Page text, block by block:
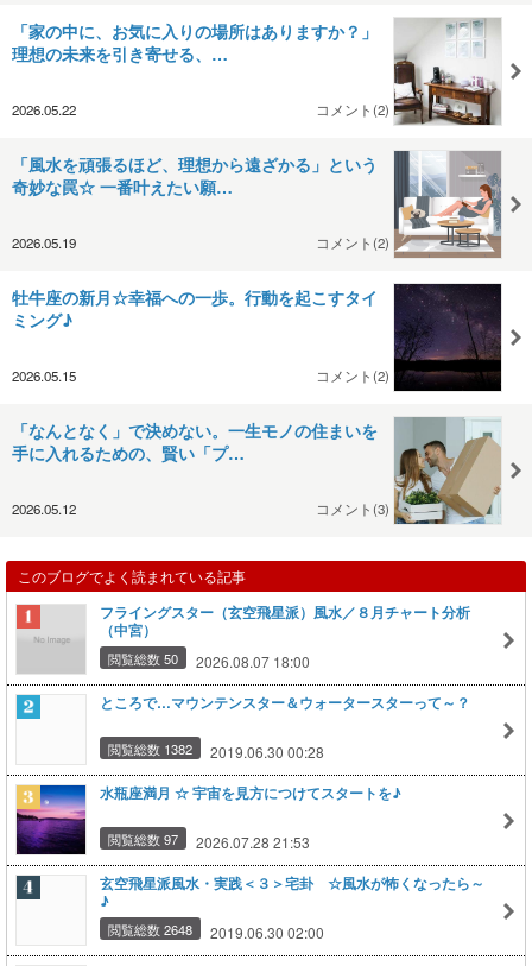
「家の中に、お気に入りの場所はありますか？」
理想の未来を引き寄せる、…
2026.05.22 コメント(2)
「風水を頑張るほど、理想から遠ざかる」という
奇妙な罠☆ 一番叶えたい願…
2026.05.19 コメント(2)
牡牛座の新月☆幸福への一歩。行動を起こすタイ
ミング♪
2026.05.15 コメント(2)
「なんとなく」で決めない。一生モノの住まいを
手に入れるための、賢い「プ…
2026.05.12 コメント(3)
このブログでよく読まれている記事
フライングスター（玄空飛星派）風水／８月チャート分析
（中宮）
閲覧総数 50 2026.08.07 18:00
ところで…マウンテンスター＆ウォータースターって～？
閲覧総数 1382 2019.06.30 00:28
水瓶座満月 ☆ 宇宙を見方につけてスタートを♪
閲覧総数 97 2026.07.28 21:53
玄空飛星派風水・実践＜３＞宅卦 ☆風水が怖くなったら～
♪
閲覧総数 2648 2019.06.30 02:00